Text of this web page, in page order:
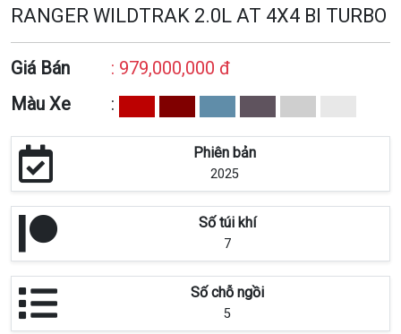
RANGER WILDTRAK 2.0L AT 4X4 BI TURBO
Giá Bán
: 979,000,000 đ
Màu Xe
:
Phiên bản
2025
Số túi khí
7
Số chỗ ngồi
5